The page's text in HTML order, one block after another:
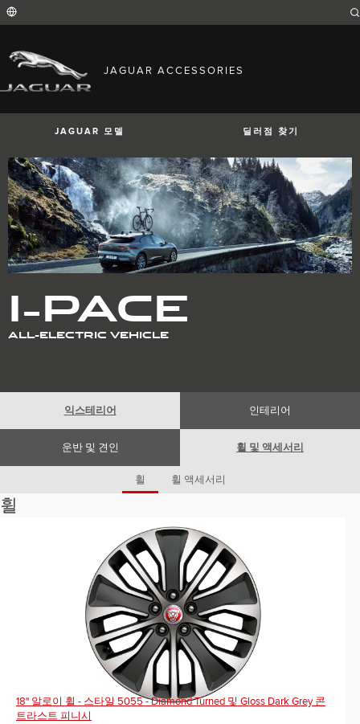
Enter
word
with
which
search
FIND YOUR COUNTRY
International (English)
Austria (German)
Belgium (Dutch)
Canada (English)
Canada (French)
China (Chinese)
Czech Republic (Czech)
France (French)
Germany (German)
India (English)
Ireland (English)
Italy (Italian)
MENA (English)
Mexico (Spanish)
Netherlands (Dutch)
Spain (Spanish)
Switzerland (German)
Switzerland (Italian)
United Kingdom (English)
JAGUAR ACCESSORIES
JAGUAR 모델 딜러점 찾기
I-PACE E-PACE F-PACE
I-PACE
ALL-ELECTRIC VEHICLE
익스테리어 인테리어
운반 및 견인 휠 및 액세서리
휠 휠 액세서리
휠
18" 알로이 휠 - 스타일 5055 - Diamond Turned 및 Gloss Dark Grey 콘
트라스트 피니시